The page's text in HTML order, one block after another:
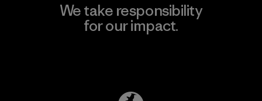
We take responsibility
for our impact.